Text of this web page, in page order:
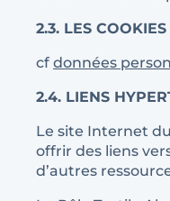
2.3. LES COOKIES
cf données
2.4. LIENS
Le site Internet
offrir des liens
d’autres